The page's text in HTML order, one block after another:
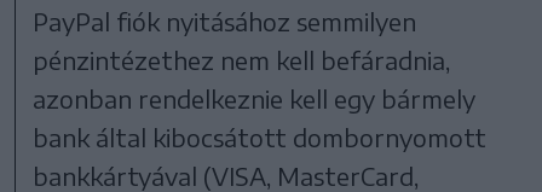
PayPal fiók nyitásához semmilyen
pénzintézethez nem kell befáradnia,
azonban rendelkeznie kell egy bármely
bank által kibocsátott dombornyomott
bankkártyával (VISA, MasterCard,